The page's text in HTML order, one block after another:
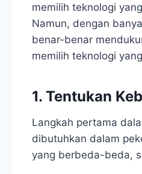
memilih teknologi
Namun, dengan
benar-benar
memilih teknologi
1. Tentukan
Langkah pertama
dibutuhkan dalam
yang berbeda-beda,